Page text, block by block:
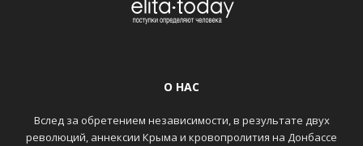
О НАС
Вслед за обретением независимости, в результате двух
революций, аннексии Крыма и кровопролития на Донбассе